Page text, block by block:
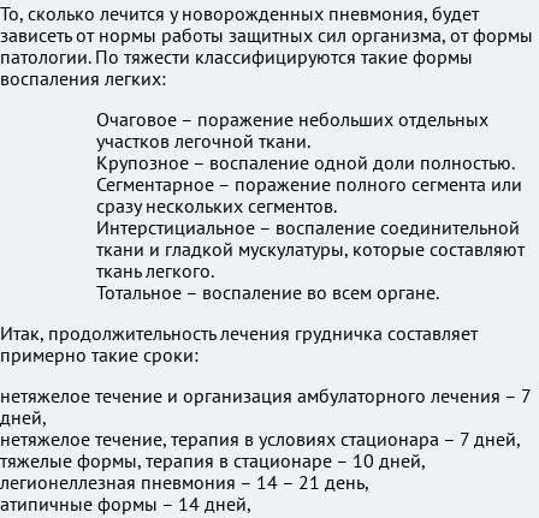
То, сколько лечится у новорожденных пневмония, будет
зависеть от нормы работы защитных сил организма, от формы
патологии. По тяжести классифицируются такие формы
воспаления легких:
Очаговое – поражение небольших отдельных
участков легочной ткани.
Крупозное – воспаление одной доли полностью.
Сегментарное – поражение полного сегмента или
сразу нескольких сегментов.
Интерстициальное – воспаление соединительной
ткани и гладкой мускулатуры, которые составляют
ткань легкого.
Тотальное – воспаление во всем органе.
Итак, продолжительность лечения грудничка составляет
примерно такие сроки:
нетяжелое течение и организация амбулаторного лечения – 7
дней,
нетяжелое течение, терапия в условиях стационара – 7 дней,
тяжелые формы, терапия в стационаре – 10 дней,
легионеллезная пневмония – 14 – 21 день,
атипичные формы – 14 дней,